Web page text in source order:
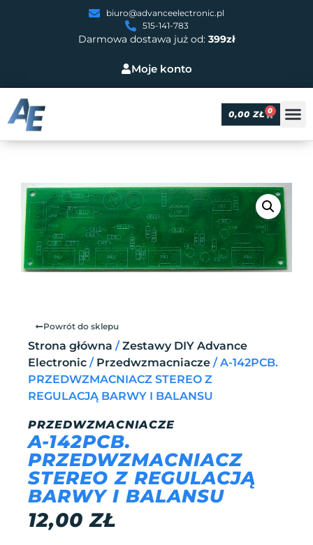
Moje konto
Darmowa dostawa już od: 399zł
biuro@advanceelectronic.pl
515-141-783
0,00 ZŁ 0
Powrót do sklepu
Strona główna / Zestawy DIY Advance
Electronic / Przedwzmacniacze / A-142PCB.
PRZEDWZMACNIACZ STEREO Z
REGULACJĄ BARWY I BALANSU
PRZEDWZMACNIACZE
A-142PCB.
PRZEDWZMACNIACZ
STEREO Z REGULACJĄ
BARWY I BALANSU
12,00ZŁ